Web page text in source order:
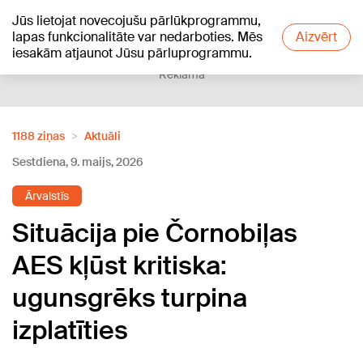
Jūs lietojat novecojušu pārlūkprogrammu,
lapas funkcionalitāte var nedarboties. Mēs
iesakām atjaunot Jūsu pārluprogrammu.
Aizvērt
+25°C
Reklāma
1188 ziņas
Aktuāli
Sestdiena, 9. maijs, 2026
Ārvalstīs
Situācija pie Čornobiļas
AES kļūst kritiska:
ugunsgrēks turpina
izplatīties